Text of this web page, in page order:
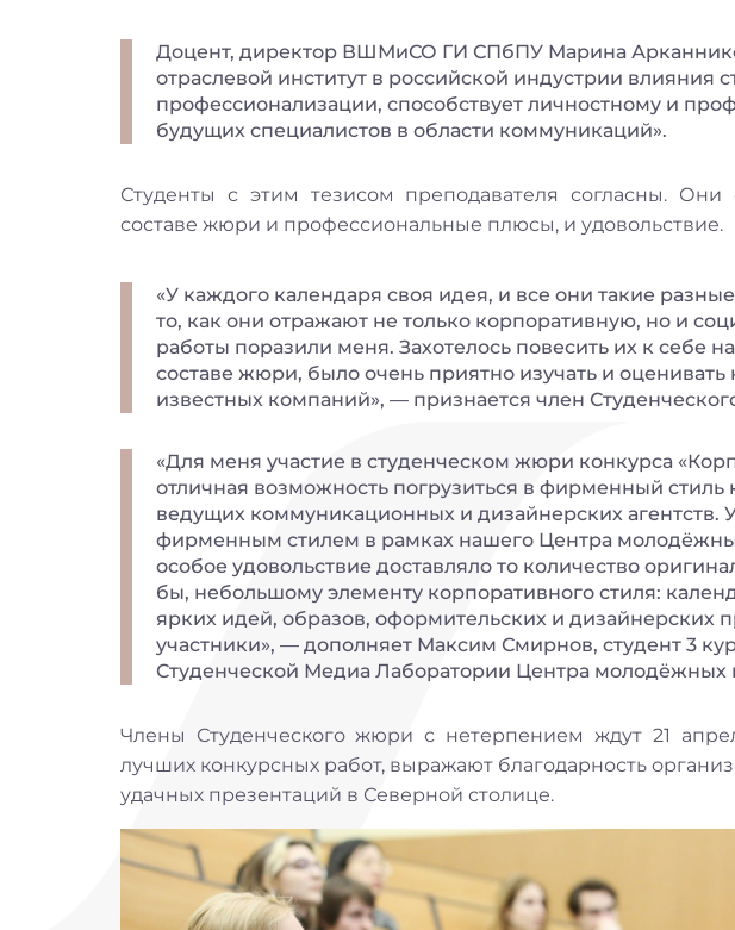
Доцент, директор ВШМиСО ГИ СПбПУ Марина
отраслевой институт в российской индустрии влияния
профессионализации, способствует личностному и
будущих специалистов в области коммуникаций».
Студенты с этим тезисом преподавателя согласны.
составе жюри и профессиональные плюсы, и удовольствие.
«У каждого календаря своя идея, и все они такие
то, как они отражают не только корпоративную, но и
работы поразили меня. Захотелось повесить их к себе
составе жюри, было очень приятно изучать и
известных компаний», — признается член
«Для меня участие в студенческом жюри конкурса
отличная возможность погрузиться в фирменный
ведущих коммуникационных и дизайнерских агентств.
фирменным стилем в рамках нашего Центра
особое удовольствие доставляло то количество
бы, небольшому элементу корпоративного стиля:
ярких идей, образов, оформительских и дизайнерских
участники», — дополняет Максим Смирнов, студент 3
Студенческой Медиа Лаборатории Центра молодёжных
Члены Студенческого жюри с нетерпением ждут 21
лучших конкурсных работ, выражают благодарность
удачных презентаций в Северной столице.